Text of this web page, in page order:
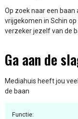
Op zoek naar een baan
vrijgekomen in Schin
verzeker jezelf van de
Ga aan de
Mediahuis heeft jou
de baan
Functie: